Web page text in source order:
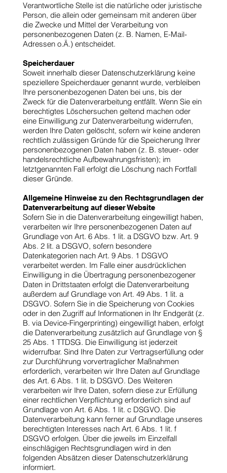
Verantwortliche Stelle ist die natürliche oder juristische
Person, die allein oder gemeinsam mit anderen über
die Zwecke und Mittel der Verarbeitung von
personenbezogenen Daten (z. B. Namen, E-Mail-
Adressen o.Ä.) entscheidet.
Speicherdauer
Soweit innerhalb dieser Datenschutzerklärung keine
speziellere Speicherdauer genannt wurde, verbleiben
Ihre personenbezogenen Daten bei uns, bis der
Zweck für die Datenverarbeitung entfällt. Wenn Sie ein
berechtigtes Löschersuchen geltend machen oder
eine Einwilligung zur Datenverarbeitung widerrufen,
werden Ihre Daten gelöscht, sofern wir keine anderen
rechtlich zulässigen Gründe für die Speicherung Ihrer
personenbezogenen Daten haben (z. B. steuer- oder
handelsrechtliche Aufbewahrungsfristen); im
letztgenannten Fall erfolgt die Löschung nach Fortfall
dieser Gründe.
Allgemeine Hinweise zu den Rechtsgrundlagen der
Datenverarbeitung auf dieser Website
Sofern Sie in die Datenverarbeitung eingewilligt haben,
verarbeiten wir Ihre personenbezogenen Daten auf
Grundlage von Art. 6 Abs. 1 lit. a DSGVO bzw. Art. 9
Abs. 2 lit. a DSGVO, sofern besondere
Datenkategorien nach Art. 9 Abs. 1 DSGVO
verarbeitet werden. Im Falle einer ausdrücklichen
Einwilligung in die Übertragung personenbezogener
Daten in Drittstaaten erfolgt die Datenverarbeitung
außerdem auf Grundlage von Art. 49 Abs. 1 lit. a
DSGVO. Sofern Sie in die Speicherung von Cookies
oder in den Zugriff auf Informationen in Ihr Endgerät (z.
B. via Device-Fingerprinting) eingewilligt haben, erfolgt
die Datenverarbeitung zusätzlich auf Grundlage von §
25 Abs. 1 TTDSG. Die Einwilligung ist jederzeit
widerrufbar. Sind Ihre Daten zur Vertragserfüllung oder
zur Durchführung vorvertraglicher Maßnahmen
erforderlich, verarbeiten wir Ihre Daten auf Grundlage
des Art. 6 Abs. 1 lit. b DSGVO. Des Weiteren
verarbeiten wir Ihre Daten, sofern diese zur Erfüllung
einer rechtlichen Verpflichtung erforderlich sind auf
Grundlage von Art. 6 Abs. 1 lit. c DSGVO. Die
Datenverarbeitung kann ferner auf Grundlage unseres
berechtigten Interesses nach Art. 6 Abs. 1 lit. f
DSGVO erfolgen. Über die jeweils im Einzelfall
einschlägigen Rechtsgrundlagen wird in den
folgenden Absätzen dieser Datenschutzerklärung
informiert.